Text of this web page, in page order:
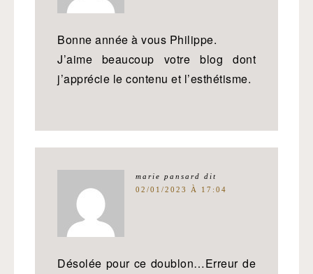
Bonne année à vous Philippe.
J’aime beaucoup votre blog dont
j’apprécie le contenu et l’esthétisme.
marie pansard dit
02/01/2023 À 17:04
Désolée pour ce doublon…Erreur de